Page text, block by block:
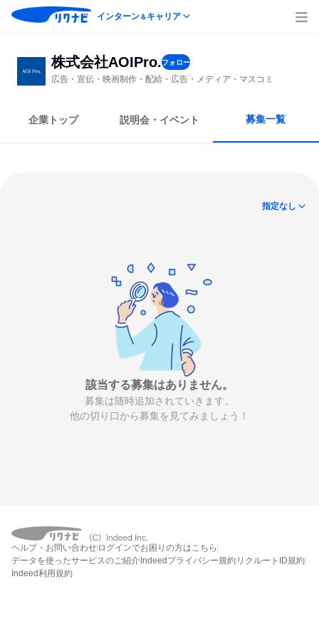
インターン＆キャリア
株式会社AOIPro.フォロー
広告・宣伝・映画制作・配給・広告・メディア・マスコミ
企業トップ 説明会・イベント 募集一覧
指定なし
該当する募集はありません。
募集は随時追加されていきます。
他の切り口から募集を見てみましょう！
ヘルプ・お問い合わせ ログインでお困りの方はこちら
データを使ったサービスのご紹介 Indeedプライバシー規約 リクルートID規約
Indeed利用規約